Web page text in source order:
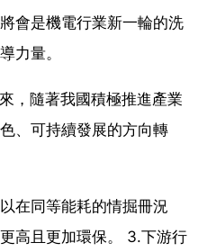
會是機電行業新一輪的洗
力量。
，隨著我國積極推進產業
、可持續發展的方向轉
在同等能耗的情掘冊況
高且更加環保。 3.下游行